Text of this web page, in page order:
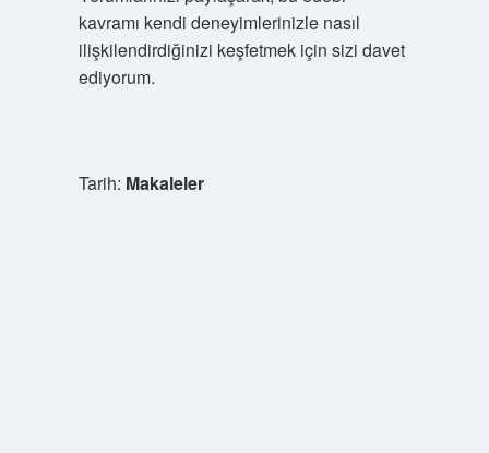
kavramı kendi deneyimlerinizle nasıl
ilişkilendirdiğinizi keşfetmek için sizi davet
ediyorum.
Tarih: Makaleler